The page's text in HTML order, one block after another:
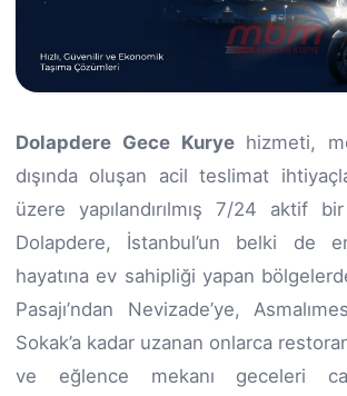
Dolapdere Gece Kuryehizmeti,
dışında oluşan acil teslimat
üzere yapılandırılmış 7/24 aktif
Dolapdere, İstanbul’un belki de
hayatına ev sahipliği yapan
Pasajı’ndan Nevizade’ye,
Sokak’a kadar uzanan onlarca
ve eğlence mekanı geceleri